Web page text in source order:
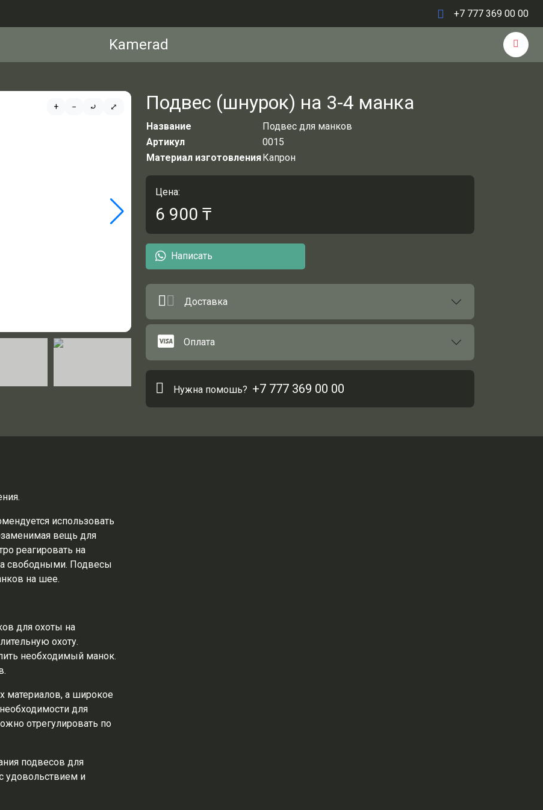
+7 777 369 00 00
Kamerad
+ − ⤾ ⤢ Подвес (шнурок) на 3-4 манка
Название
Подвес для манков
Артикул
0015
Материал изготовленияКапрон
Цена:
6 900 ₸
Написать
Доставка
Оплата
Нужна помошь? +7 777 369 00 00
использовать
вещь для
реагировать на
свободными. Подвесы
на шее.
для охоты на
охоту.
необходимый манок.
материалов, а широкое
для
отрегулировать по
подвесов для
удовольствием и